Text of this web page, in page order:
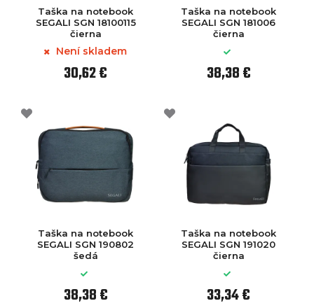
Taška na notebook
SEGALI SGN 18100115
čierna
Není skladem
30,62 €
Taška na notebook
SEGALI SGN 181006
čierna
38,38 €
Taška na notebook
SEGALI SGN 190802
šedá
38,38 €
Taška na notebook
SEGALI SGN 191020
čierna
33,34 €